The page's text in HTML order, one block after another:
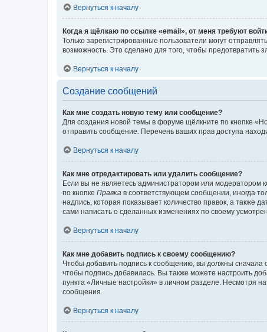
Вернуться к началу
Когда я щёлкаю по ссылке «email», от меня требуют
Только зарегистрированные пользователи могут
возможность. Это сделано для того, чтобы предотвратить
Вернуться к началу
Создание сообщений
Как мне создать новую тему или сообщение?
Для создания новой темы в форуме щёлкните по кнопке
отправить сообщение. Перечень ваших прав доступа
Вернуться к началу
Как мне отредактировать или удалить сообщение?
Если вы не являетесь администратором или модератором
по кнопке Правка в соответствующем сообщении, иногда
надпись, которая показывает количество правок, а также
сами написать о сделанных изменениях по своему
Вернуться к началу
Как мне добавить подпись к своему сообщению?
Чтобы добавить подпись к сообщению, вы должны сначала
чтобы подпись добавилась. Вы также можете настроить
пункта «Личные настройки» в личном разделе. Несмотря
сообщения.
Вернуться к началу